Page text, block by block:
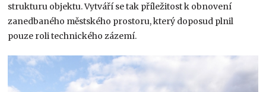
strukturu objektu. Vytváří se tak příležitost k obnovení
zanedbaného městského prostoru, který doposud plnil
pouze roli technického zázemí.